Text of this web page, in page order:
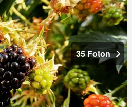
35 Foton